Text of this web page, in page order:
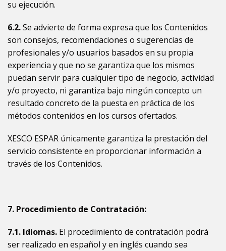
su ejecución.
6.2.Se advierte de forma expresa que los Contenidos
son consejos, recomendaciones o sugerencias de
profesionales y/o usuarios basados en su propia
experiencia y que no se garantiza que los mismos
puedan servir para cualquier tipo de negocio, actividad
y/o proyecto, ni garantiza bajo ningún concepto un
resultado concreto de la puesta en práctica de los
métodos contenidos en los cursos ofertados.
XESCO ESPAR únicamente garantiza la prestación del
servicio consistente en proporcionar información a
través de los Contenidos.
7. Procedimiento de Contratación:
7.1. Idiomas. El procedimiento de contratación podrá
ser realizado en español y en inglés cuando sea